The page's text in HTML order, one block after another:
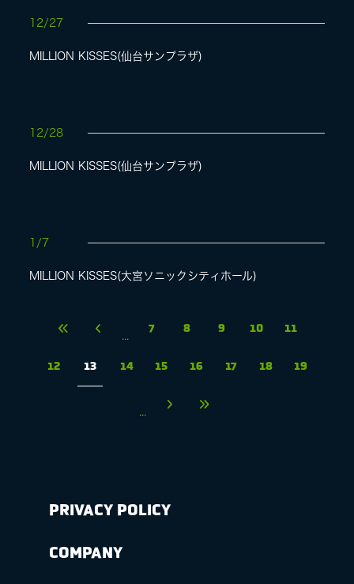
12/27
MILLION KISSES(仙台サンプラザ)
12/28
MILLION KISSES(仙台サンプラザ)
1/7
MILLION KISSES(大宮ソニックシティホール)
...
7 8 9 10 11
12 13 14 15 16 17 18 19
...
PRIVACY POLICY
COMPANY